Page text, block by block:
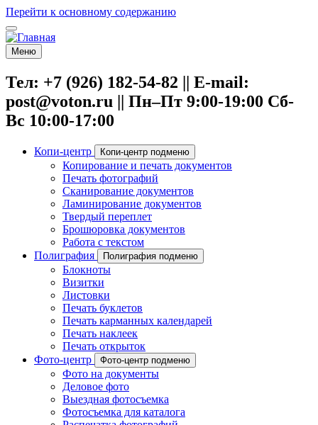
Перейти к основному содержанию
Меню
Тел: +7 (926) 182-54-82 || E-mail:
post@voton.ru || Пн–Пт 9:00-19:00 Сб-
Вс 10:00-17:00
Копи-центр Копи-центр подменю
Копирование и печать документов
Печать фотографий
Сканирование документов
Ламинирование документов
Твердый переплет
Брошюровка документов
Работа с текстом
Полиграфия
Полиграфия подменю
Блокноты
Визитки
Листовки
Печать буклетов
Печать карманных календарей
Печать наклеек
Печать открыток
Фото-центр
Фото-центр подменю
Фото на документы
Деловое фото
Выездная фотосъемка
Фотосъемка для каталога